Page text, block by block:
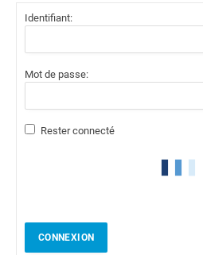
Identifiant:
Mot de passe:
Rester connecté
CONNEXION